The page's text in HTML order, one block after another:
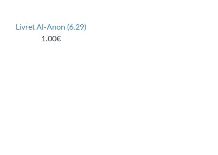
Livret Al-Anon (6.29)
1.00€